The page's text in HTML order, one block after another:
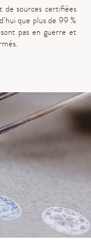
de sources certifiées
que plus de 99 %
pas en guerre et